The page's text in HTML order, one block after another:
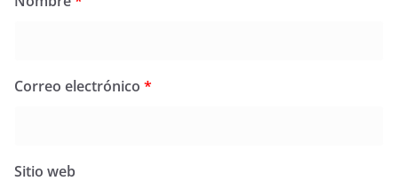
Correo electrónico *
Sitio web